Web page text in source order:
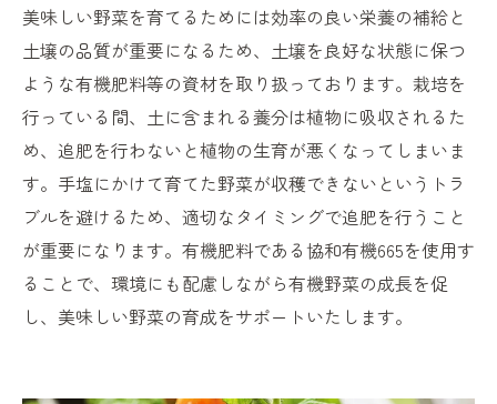
美味しい野菜を育てるためには効率の良い栄養の補給と
土壌の品質が重要になるため、土壌を良好な状態に保つ
ような有機肥料等の資材を取り扱っております。栽培を
行っている間、土に含まれる養分は植物に吸収されるた
め、追肥を行わないと植物の生育が悪くなってしまいま
す。手塩にかけて育てた野菜が収穫できないというトラ
ブルを避けるため、適切なタイミングで追肥を行うこと
が重要になります。有機肥料である協和有機665を使用す
ることで、環境にも配慮しながら有機野菜の成長を促
し、美味しい野菜の育成をサポートいたします。